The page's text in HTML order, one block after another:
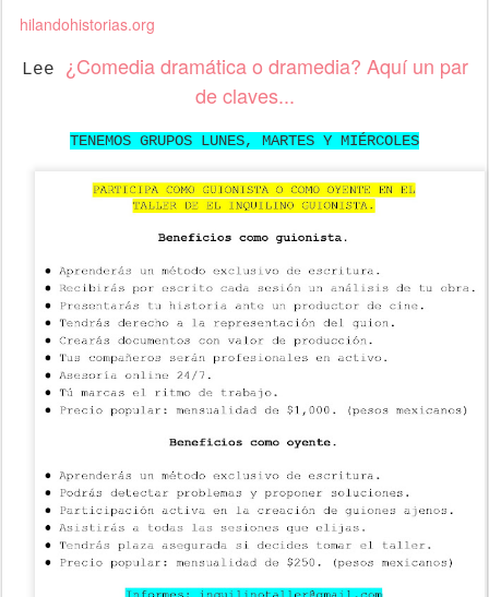
hilandohistorias.org
Lee ¿Comedia dramática o dramedia? Aquí un par
de claves...
TENEMOS GRUPOS LUNES, MARTES Y MIÉRCOLES